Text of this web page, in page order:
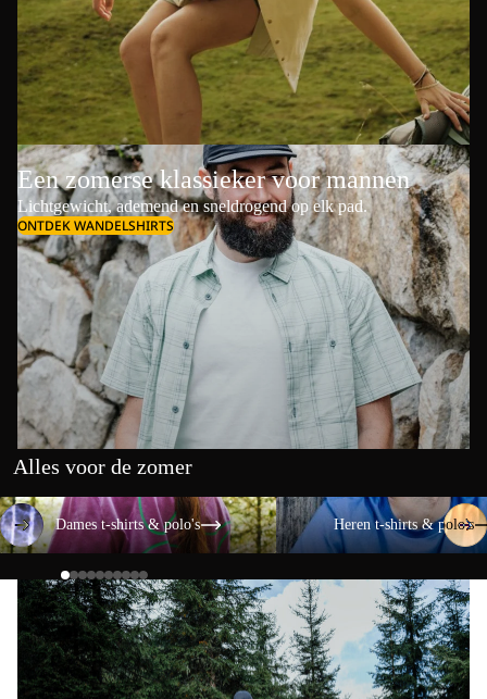
Een zomerse klassieker voor mannen
Lichtgewicht, ademend en sneldrogend op elk pad.
ONTDEK WANDELSHIRTS
Alles voor de zomer
Dames t-shirts & polo's
Dames t-shirts & polo's
Heren t-shirts & polo's
Heren t-shirts & polo's